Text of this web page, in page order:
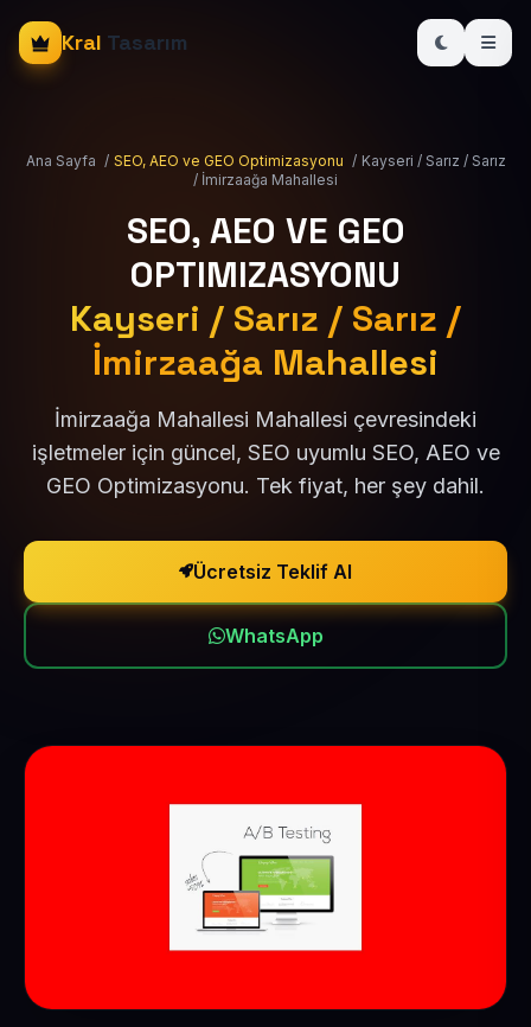
Kral Tasarım
Ana Sayfa / SEO, AEO ve GEO Optimizasyonu / Kayseri / Sarız / Sarız
/ İmirzaağa Mahallesi
SEO, AEO VE GEO
OPTIMIZASYONU
Kayseri / Sarız / Sarız /
İmirzaağa Mahallesi
İmirzaağa Mahallesi Mahallesi çevresindeki
işletmeler için güncel, SEO uyumlu SEO, AEO ve
GEO Optimizasyonu. Tek fiyat, her şey dahil.
Ücretsiz Teklif Al
WhatsApp